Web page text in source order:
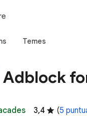
Temes
Adblock
3,4 (5